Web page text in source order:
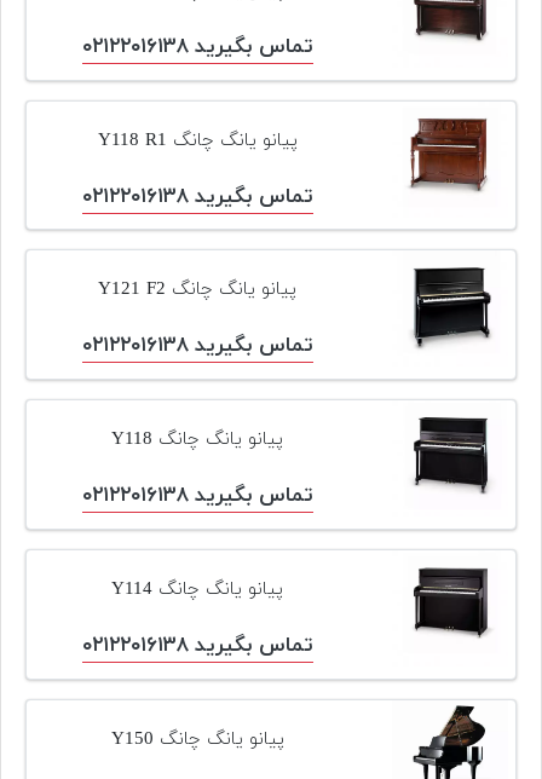
وبلاگ
بازسازی
پیانو
دست
دوم
افزودن
محصول
دوم
تماس بگیرید ۰۲۱۲۲۰۱۶۱۳۸
پیانو یانگ چانگ Y118 R1
تماس بگیرید ۰۲۱۲۲۰۱۶۱۳۸
پیانو یانگ چانگ Y121 F2
تماس بگیرید ۰۲۱۲۲۰۱۶۱۳۸
پیانو یانگ چانگ Y118
تماس بگیرید ۰۲۱۲۲۰۱۶۱۳۸
پیانو یانگ چانگ Y114
تماس بگیرید ۰۲۱۲۲۰۱۶۱۳۸
پیانو یانگ چانگ Y150